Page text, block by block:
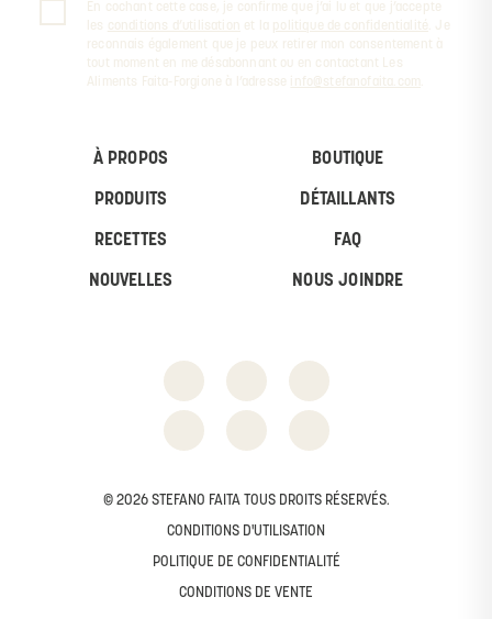
À PROPOS BOUTIQUE
PRODUITS DÉTAILLANTS
RECETTES FAQ
NOUVELLES NOUS JOINDRE
En cochant cette case, je confirme que j’ai lu et que j’accepte
les
conditions d’utilisation et la politique de confidentialité
. Je
reconnais également que je peux retirer mon consentement à
tout moment en me désabonnant ou en contactant Les
Aliments Faita-Forgione à l’adresse
info@stefanofaita.com
© 2026 STEFANO FAITA TOUS DROITS RÉSERVÉS.
CONDITIONS D'UTILISATION
POLITIQUE DE CONFIDENTIALITÉ
CONDITIONS DE VENTE